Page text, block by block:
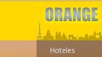
Hoteles